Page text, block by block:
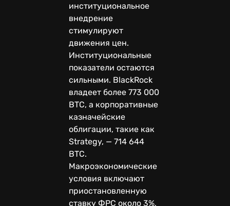
институциональное
внедрение
стимулируют
движения цен.
Институциональные
показатели остаются
сильными. BlackRock
владеет более 773 000
BTC, а корпоративные
казначейские
облигации, такие как
Strategy, — 714 644
BTC.
Макроэкономические
условия включают
приостановленную
ставку ФРС около 3%,